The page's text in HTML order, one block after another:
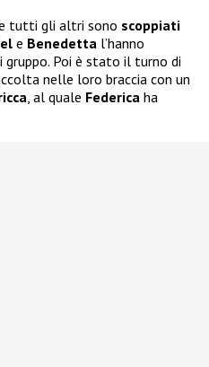
tutti gli altri sono scoppiati
e Benedetta l’hanno
gruppo. Poi è stato il turno di
nelle loro braccia con un
, al quale Federica ha